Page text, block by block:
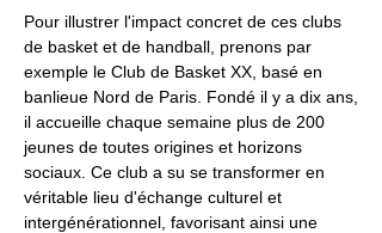
Pour illustrer l'impact concret de ces clubs
de basket et de handball, prenons par
exemple le Club de Basket XX, basé en
banlieue Nord de Paris. Fondé il y a dix ans,
il accueille chaque semaine plus de 200
jeunes de toutes origines et horizons
sociaux. Ce club a su se transformer en
véritable lieu d'échange culturel et
intergénérationnel, favorisant ainsi une